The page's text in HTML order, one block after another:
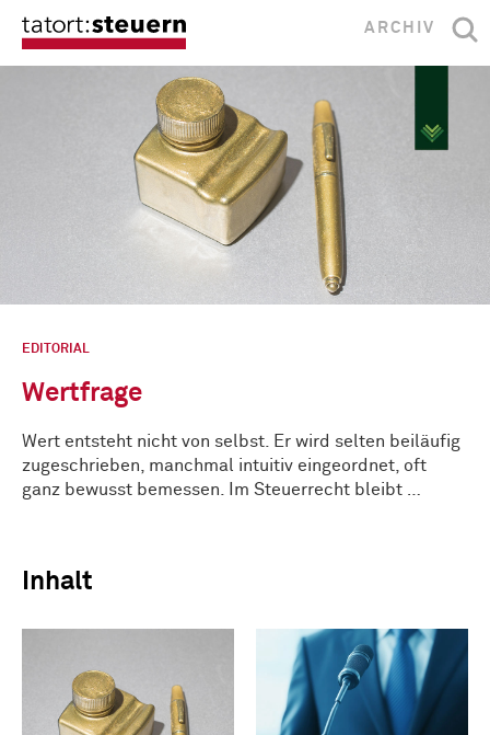
ARCHIV
EDITORIAL
Wertfrage
Wert entsteht nicht von selbst. Er wird selten beiläufig
zugeschrieben, manchmal intuitiv eingeordnet, oft
ganz bewusst bemessen. Im Steuerrecht bleibt …
Inhalt